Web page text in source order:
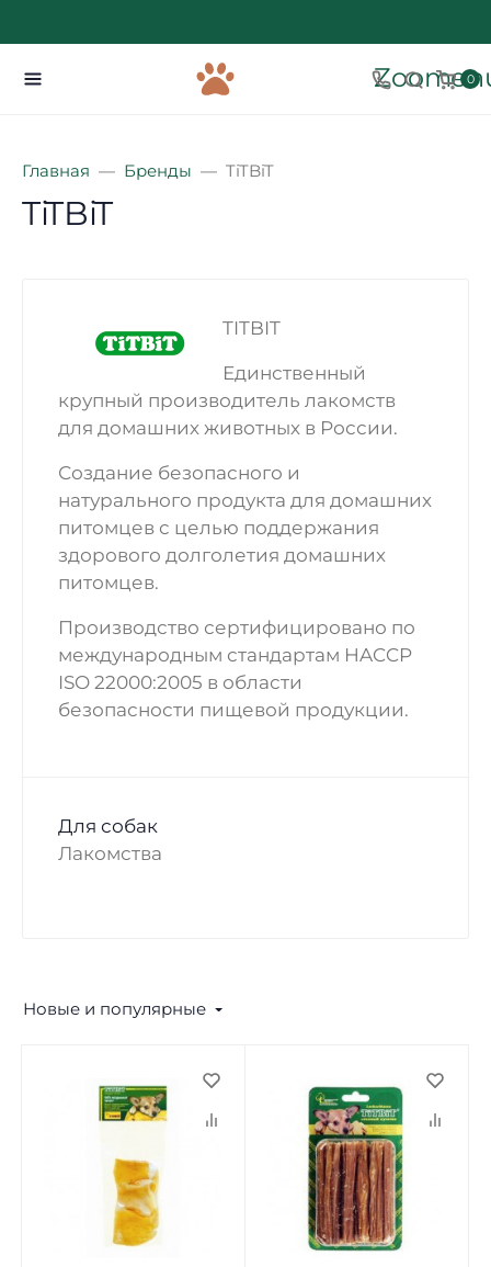
0
Главная Бренды TiTBiT
TiTBiT
TITBIT
Единственный
крупный производитель лакомств
для домашних животных в России.
Создание безопасного и
натурального продукта для домашних
питомцев с целью поддержания
здорового долголетия домашних
питомцев.
Производство сертифицировано по
международным стандартам HACCP
ISO 22000:2005 в области
безопасности пищевой продукции.
Для собак
Лакомства
Новые и популярные